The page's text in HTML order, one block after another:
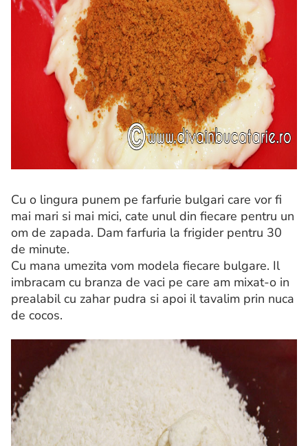
Cu o lingura punem pe farfurie bulgari care vor fi
mai mari si mai mici, cate unul din fiecare pentru un
om de zapada. Dam farfuria la frigider pentru 30
de minute.
Cu mana umezita vom modela fiecare bulgare. Il
imbracam cu branza de vaci pe care am mixat-o in
prealabil cu zahar pudra si apoi il tavalim prin nuca
de cocos.